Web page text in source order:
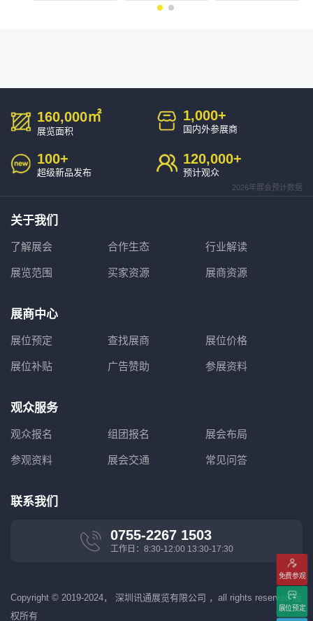
160,000㎡
展览面积
1,000+
国内外参展商
100+
超级新品发布
120,000+
预计观众
2026年展会预计数据
关于我们
了解展会 合作生态 行业解读
展览范围 买家资源 展商资源
展商中心
展位预定 查找展商 展位价格
展位补贴 广告赞助 参展资料
观众服务
观众报名 组团报名 展会布局
参观资料 展会交通 常见问答
联系我们
0755-2267 1503
工作日：8:30-12:00 13:30-17:30
Copyright © 2019-2024， 深圳讯通展览有限公司 ，all rights reserved 版
权所有
免费参观
展位预定